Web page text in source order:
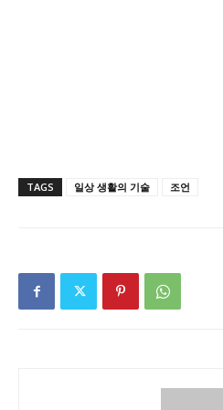
TAGS 일상 생활의 기술 조언